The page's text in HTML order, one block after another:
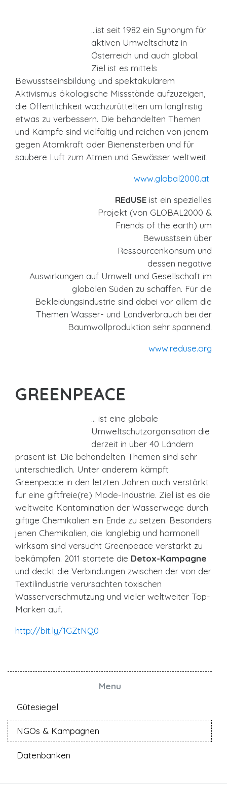
…ist seit 1982 ein Synonym für
aktiven Umweltschutz in
Österreich und auch global.
Ziel ist es mittels
Bewusstseinsbildung und spektakulärem
Aktivismus ökologische Missstände aufzuzeigen,
die Öffentlichkeit wachzurüttelten um langfristig
etwas zu verbessern. Die behandelten Themen
und Kämpfe sind vielfältig und reichen von jenem
gegen Atomkraft oder Bienensterben und für
saubere Luft zum Atmen und Gewässer weltweit.
www.global2000.at
REdUSE ist ein spezielles
Projekt (von GLOBAL2000 &
Friends of the earth) um
Bewusstsein über
Ressourcenkonsum und
dessen negative
Auswirkungen auf Umwelt und Gesellschaft im
globalen Süden zu schaffen. Für die
Bekleidungsindustrie sind dabei vor allem die
Themen Wasser- und Landverbrauch bei der
Baumwollproduktion sehr spannend.
www.reduse.org
GREENPEACE
… ist eine globale
Umweltschutzorganisation die
derzeit in über 40 Ländern
präsent ist. Die behandelten Themen sind sehr
unterschiedlich. Unter anderem kämpft
Greenpeace in den letzten Jahren auch verstärkt
für eine giftfreie(re) Mode-Industrie. Ziel ist es die
weltweite Kontamination der Wasserwege durch
giftige Chemikalien ein Ende zu setzen. Besonders
jenen Chemikalien, die langlebig und hormonell
wirksam sind versucht Greenpeace verstärkt zu
bekämpfen. 2011 startete die Detox-Kampagne
und deckt die Verbindungen zwischen der von der
Textilindustrie verursachten toxischen
Wasserverschmutzung und vieler weltweiter Top-
Marken auf.
http://bit.ly/1GZtNQ0
Menu
Gütesiegel
NGOs & Kampagnen
Datenbanken